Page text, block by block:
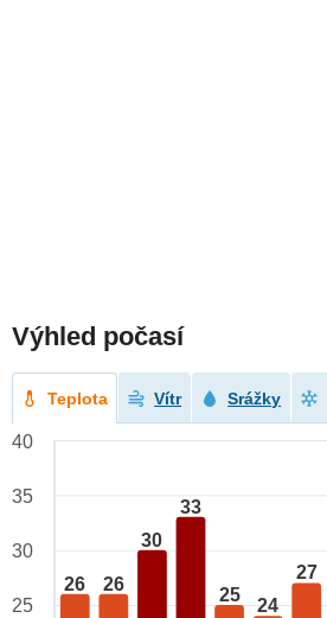
Výhled počasí
Teplota Vítr Srážky
26 26
30
33
25
24
27
40
35
30
25